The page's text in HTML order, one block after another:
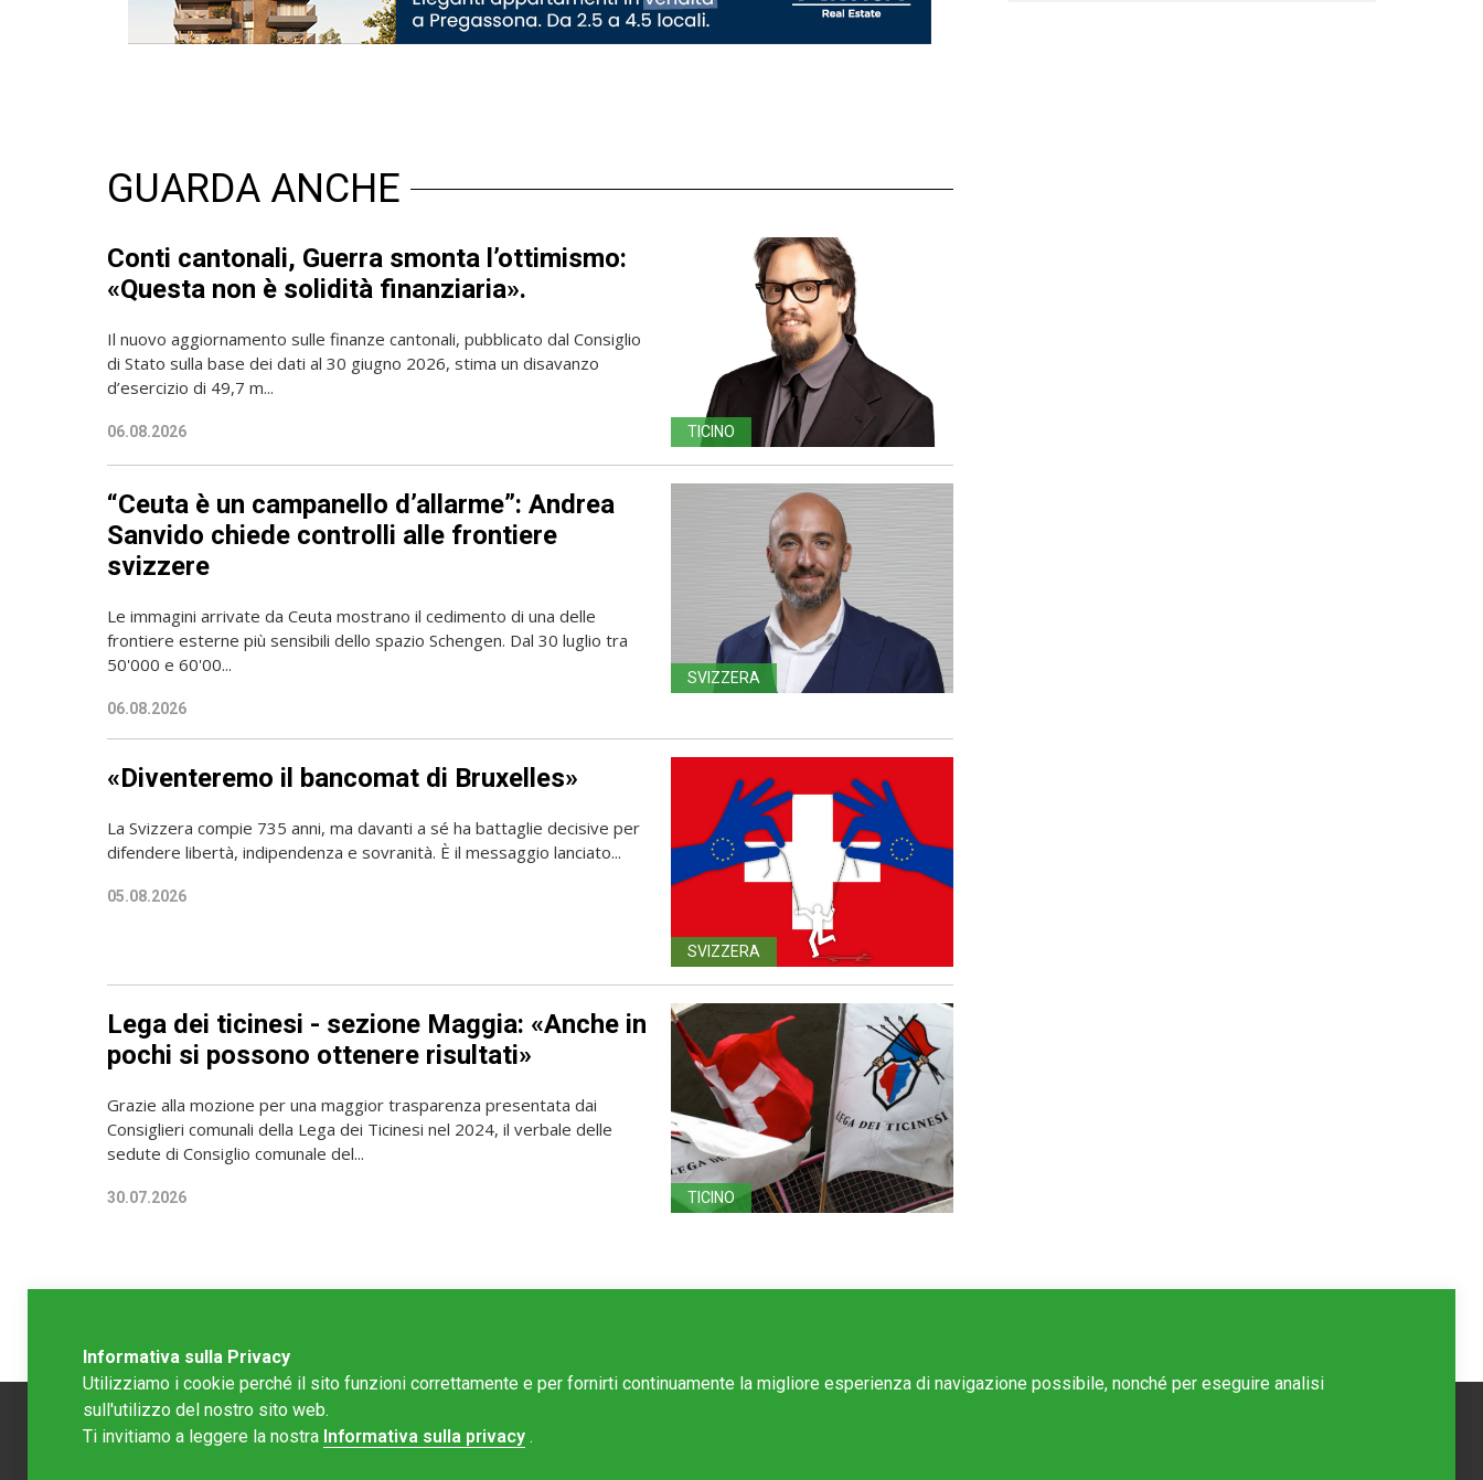
GUARDA ANCHE
Conti cantonali, Guerra smonta l’ottimismo:
«Questa non è solidità finanziaria».
Il nuovo aggiornamento sulle finanze cantonali, pubblicato dal Consiglio
di Stato sulla base dei dati al 30 giugno 2026, stima un disavanzo
d’esercizio di 49,7 m...
06.08.2026 TICINO
“Ceuta è un campanello d’allarme”: Andrea
Sanvido chiede controlli alle frontiere
svizzere
Le immagini arrivate da Ceuta mostrano il cedimento di una delle
frontiere esterne più sensibili dello spazio Schengen. Dal 30 luglio tra
50'000 e 60'00...
06.08.2026
SVIZZERA
«Diventeremo il bancomat di Bruxelles»
La Svizzera compie 735 anni, ma davanti a sé ha battaglie decisive per
difendere libertà, indipendenza e sovranità. È il messaggio lanciato...
05.08.2026
SVIZZERA
Lega dei ticinesi - sezione Maggia: «Anche in
pochi si possono ottenere risultati»
Grazie alla mozione per una maggior trasparenza presentata dai
Consiglieri comunali della Lega dei Ticinesi nel 2024, il verbale delle
sedute di Consiglio comunale del...
30.07.2026 TICINO
Informativa sulla Privacy
Utilizziamo i cookie perché il sito funzioni correttamente e per fornirti continuamente la migliore esperienza di navigazione possibile, nonché per eseguire analisi
sull'utilizzo del nostro sito web.
Ti invitiamo a leggere la nostra Informativa sulla privacy .